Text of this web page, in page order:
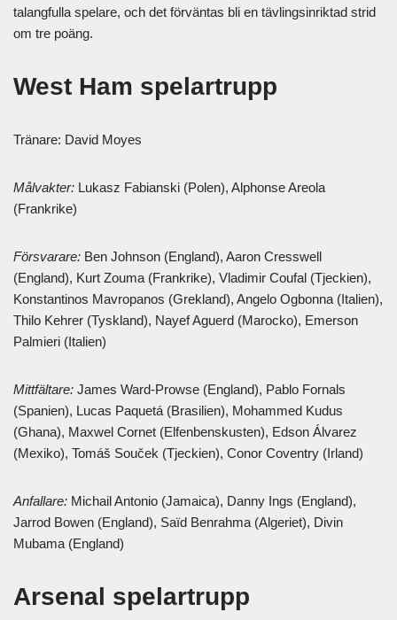
talangfulla spelare, och det förväntas bli en tävlingsinriktad strid
om tre poäng.
West Ham spelartrupp
Tränare: David Moyes
Målvakter: Lukasz Fabianski (Polen), Alphonse Areola
(Frankrike)
Försvarare: Ben Johnson (England), Aaron Cresswell
(England), Kurt Zouma (Frankrike), Vladimir Coufal (Tjeckien),
Konstantinos Mavropanos (Grekland), Angelo Ogbonna (Italien),
Thilo Kehrer (Tyskland), Nayef Aguerd (Marocko), Emerson
Palmieri (Italien)
Mittfältare: James Ward-Prowse (England), Pablo Fornals
(Spanien), Lucas Paquetá (Brasilien), Mohammed Kudus
(Ghana), Maxwel Cornet (Elfenbenskusten), Edson Álvarez
(Mexiko), Tomáš Souček (Tjeckien), Conor Coventry (Irland)
Anfallare: Michail Antonio (Jamaica), Danny Ings (England),
Jarrod Bowen (England), Saïd Benrahma (Algeriet), Divin
Mubama (England)
Arsenal spelartrupp